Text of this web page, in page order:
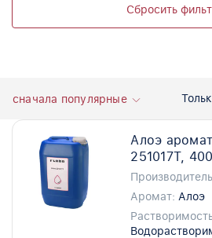
Сбросить
сначала популярные
Алоэ
251017T,
Аромат: Алоэ